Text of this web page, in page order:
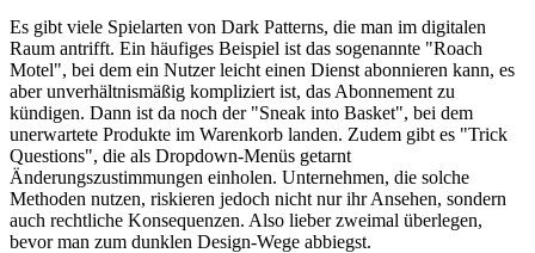
Es gibt viele Spielarten von Dark Patterns, die man im digitalen
Raum antrifft. Ein häufiges Beispiel ist das sogenannte "Roach
Motel", bei dem ein Nutzer leicht einen Dienst abonnieren kann, es
aber unverhältnismäßig kompliziert ist, das Abonnement zu
kündigen. Dann ist da noch der "Sneak into Basket", bei dem
unerwartete Produkte im Warenkorb landen. Zudem gibt es "Trick
Questions", die als Dropdown-Menüs getarnt
Änderungszustimmungen einholen. Unternehmen, die solche
Methoden nutzen, riskieren jedoch nicht nur ihr Ansehen, sondern
auch rechtliche Konsequenzen. Also lieber zweimal überlegen,
bevor man zum dunklen Design-Wege abbiegst.